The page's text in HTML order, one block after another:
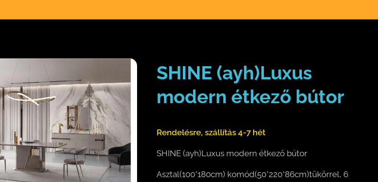
SHINE (ayh)Luxus
modern étkező bútor
Rendelésre, szállítás 4-7 hét
SHINE (ayh)Luxus modern étkező bútor
Asztal(100*180cm) komód(50*220*86cm)tükörrel, 6